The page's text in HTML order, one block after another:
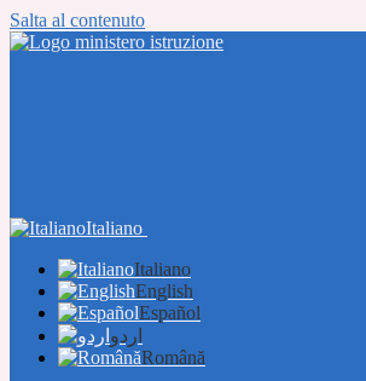
Salta al contenuto
Italiano
Italiano
English
Español
اردو
Română